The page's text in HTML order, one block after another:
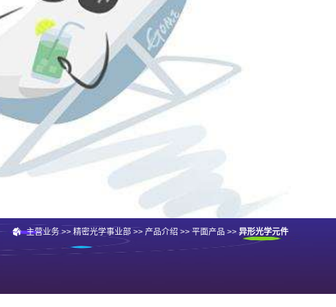
主营业务>>精密光学事业部 >>产品介绍 >>平面产品 >>异形光学元件